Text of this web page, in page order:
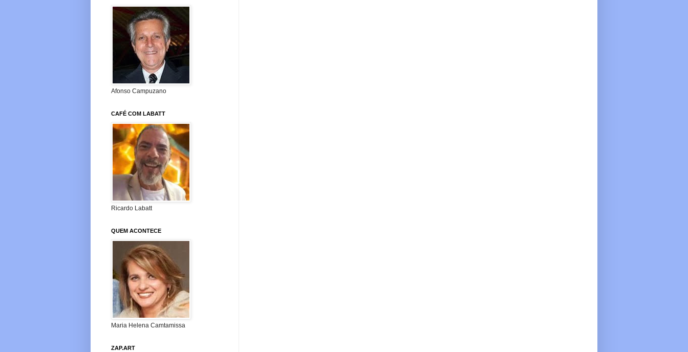
Afonso Campuzano
CAFÉ COM LABATT
Ricardo Labatt
QUEM ACONTECE
Maria Helena Camtamissa
ZAP.ART